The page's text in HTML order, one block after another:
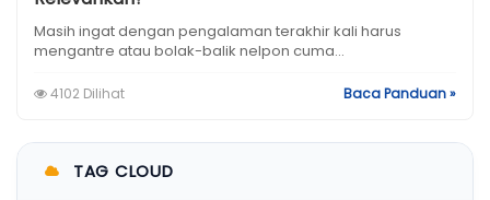
Masih ingat dengan pengalaman terakhir kali harus
mengantre atau bolak-balik nelpon cuma...
4102 Dilihat Baca Panduan »
TAG CLOUD